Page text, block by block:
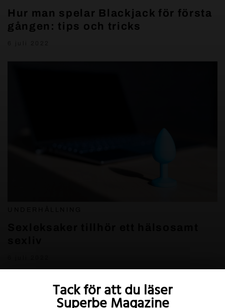
Hur man spelar Blackjack för första
gången: tips och tricks
Tack för att du läser